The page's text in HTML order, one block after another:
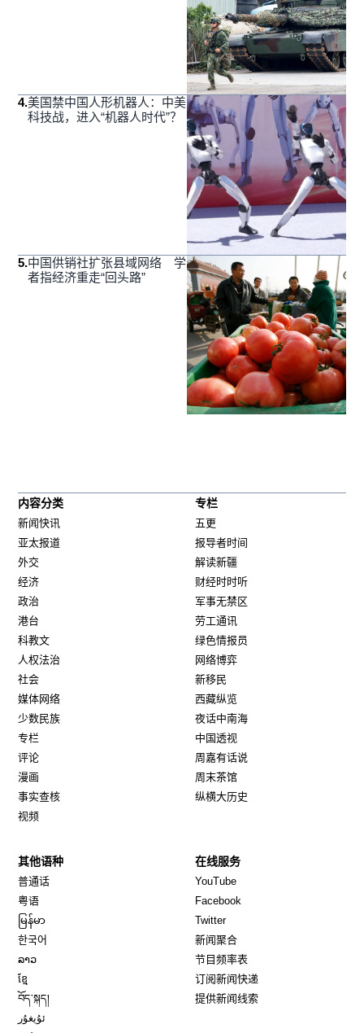
4.美国禁中国人形机器人：中美
科技战，进入“机器人时代”？
5.中国供销社扩张县域网络 学
者指经济重走“回头路”
内容分类
新闻快讯
亚太报道
外交
经济
政治
港台
科教文
人权法治
社会
媒体网络
少数民族
专栏
评论
漫画
事实查核
视频
专栏
五更
报导者时间
解读新疆
财经时时听
军事无禁区
劳工通讯
绿色情报员
网络博弈
新移民
西藏纵览
夜话中南海
中国透视
周嘉有话说
周末茶馆
纵横大历史
其他语种
普通话
粤语
မြန်မာ
한국어
ລາວ
ខ្មែ
བོད་སྐད།
ئۇيغۇر
在线服务
YouTube
Facebook
TwitterOpens in new window
新闻聚合
节目频率表
订阅新闻快递
提供新闻线索